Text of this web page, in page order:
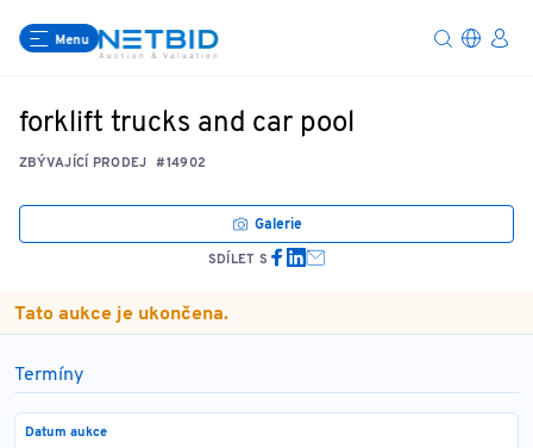
Menu
forklift trucks and car pool
ZBÝVAJÍCÍ PRODEJ #14902
Galerie
SDÍLET S
Tato aukce je ukončena.
Termíny
Datum aukce